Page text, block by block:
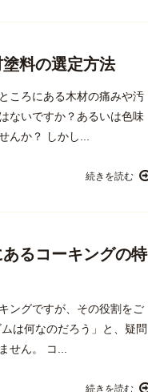
料の選定方法
ころにある木材の痛みや汚
ないですか？あるいは色味
んか？ しかし...
続きを読む
あるコーキングの特
ングですが、その役割をご
は何なのだろう」と、疑問
せん。 コ...
続きを読む